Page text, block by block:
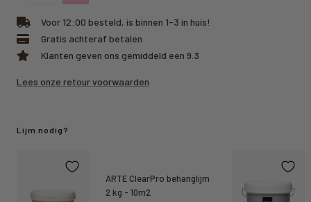
Voor 12:00 besteld, is binnen 1-3 in huis!
Gratis achteraf betalen
Klanten geven ons gemiddeld een 9.3
Lees onze retour voorwaarden
Lijm nodig?
ARTE ClearPro behanglijm
2 kg - 10m2